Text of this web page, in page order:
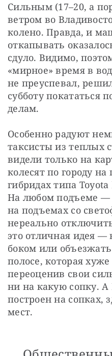
Сильным (17–20, а
ветром во
колено. Правда, и
откапывать
сдуло. Видимо,
«мирное» время в
не преуспевал,
субботу
делам.
Особенно радуют
таксисты из теплых
видели только на
колесят по городу
гибридах типа
На любом подъеме —
на подъемах со
нереально
это отличная идея —
боком или
полосе, которая
переоценив свои
ни на какую сопку. А
построен на сопках,
мест.